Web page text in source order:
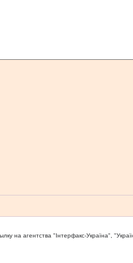
на агентства "Iнтерфакс-Україна",